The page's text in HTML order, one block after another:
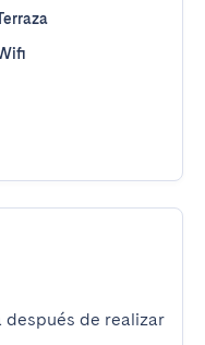
después de realizar